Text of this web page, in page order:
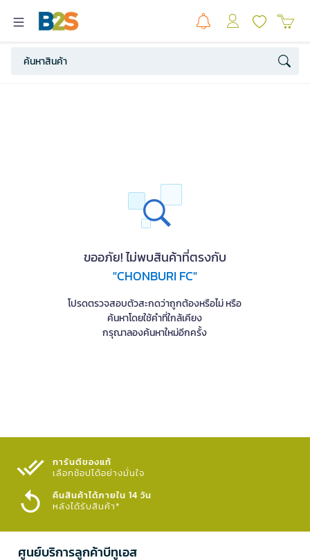
ขออภัย! ไม่พบสินค้าที่ตรงกับ
"CHONBURI FC"
โปรดตรวจสอบตัวสะกดว่าถูกต้องหรือไม่ หรือ
ค้นหาโดยใช้คำที่ใกล้เคียง
กรุณาลองค้นหาใหม่อีกครั้ง
การันตีของแท้
เลือกช้อปได้อย่างมั่นใจ​
คืนสินค้าได้ภายใน 14 วัน
หลังได้รับสินค้า*
ศูนย์บริการลูกค้าบีทูเอส